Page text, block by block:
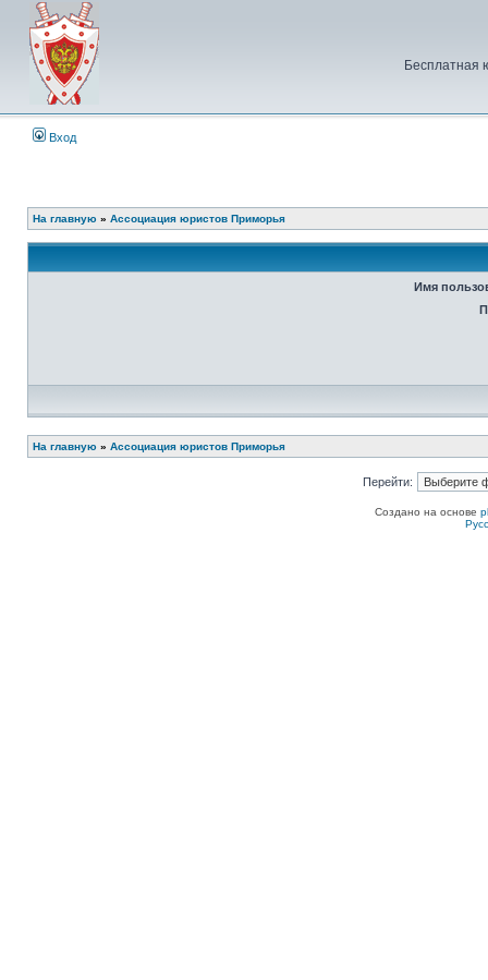
Бесплатная
Вход
На главную » Ассоциация юристов Приморья
Имя
На главную » Ассоциация юристов Приморья
Перейти:
Создано на основе